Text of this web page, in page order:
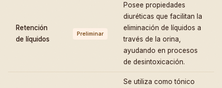
Retención
de líquidos
Preliminar
Posee propiedades
diuréticas que facilitan la
eliminación de líquidos a
través de la orina,
ayudando en procesos
de desintoxicación.
Se utiliza como tónico